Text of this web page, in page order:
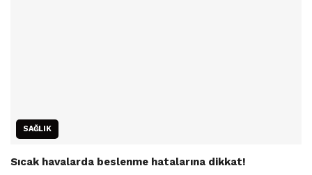
SAĞLIK
Sıcak havalarda beslenme hatalarına dikkat!